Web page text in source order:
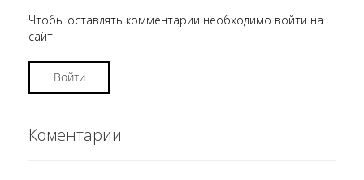
Чтобы оставлять комментарии необходимо войти на
сайт
Войти
Коментарии